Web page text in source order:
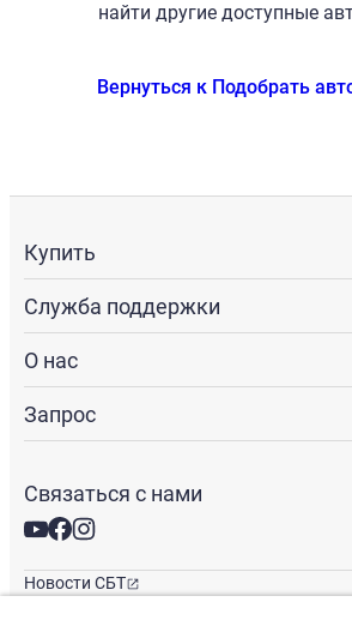
найти другие доступные
Вернуться к Подобрать
Купить
Служба поддержки
О нас
Запрос
Связаться с нами
Новости СБТ